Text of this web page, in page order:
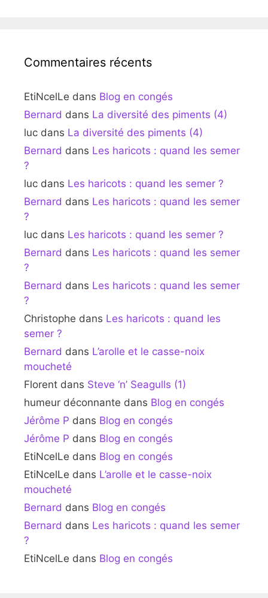
Commentaires récents
EtiNcelLe dans Blog en congés
Bernard dans La diversité des piments (4)
luc dans La diversité des piments (4)
Bernard dans Les haricots : quand les semer
?
luc dans Les haricots : quand les semer ?
Bernard dans Les haricots : quand les semer
?
luc dans Les haricots : quand les semer ?
Bernard dans Les haricots : quand les semer
?
Bernard dans Les haricots : quand les semer
?
Christophe dans Les haricots : quand les
semer ?
Bernard dans L’arolle et le casse-noix
moucheté
Florent dans Steve ‘n’ Seagulls (1)
humeur déconnante dans Blog en congés
Jérôme P dans Blog en congés
Jérôme P dans Blog en congés
EtiNcelLe dans Blog en congés
EtiNcelLe dans L’arolle et le casse-noix
moucheté
Bernard dans Blog en congés
Bernard dans Les haricots : quand les semer
?
EtiNcelLe dans Blog en congés